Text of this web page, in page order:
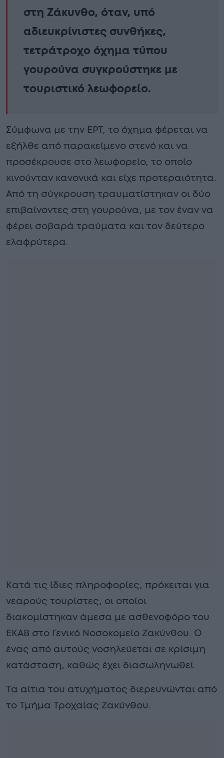
στη Ζάκυνθο, όταν, υπό
αδιευκρίνιστες συνθήκες,
τετράτροχο όχημα τύπου
γουρούνα συγκρούστηκε με
τουριστικό λεωφορείο.
Σύμφωνα με την ΕΡΤ, το όχημα φέρεται να
εξήλθε από παρακείμενο στενό και να
προσέκρουσε στο λεωφορείο, το οποίο
κινούνταν κανονικά και είχε προτεραιότητα.
Από τη σύγκρουση τραυματίστηκαν οι δύο
επιβαίνοντες στη γουρούνα, με τον έναν να
φέρει σοβαρά τραύματα και τον δεύτερο
ελαφρύτερα.
Κατά τις ίδιες πληροφορίες, πρόκειται για
νεαρούς τουρίστες, οι οποίοι
διακομίστηκαν άμεσα με ασθενοφόρο του
ΕΚΑΒ στο Γενικό Νοσοκομείο Ζακύνθου. Ο
ένας από αυτούς νοσηλεύεται σε κρίσιμη
κατάσταση, καθώς έχει διασωληνωθεί.
Τα αίτια του ατυχήματος διερευνώνται από
το Τμήμα Τροχαίας Ζακύνθου.